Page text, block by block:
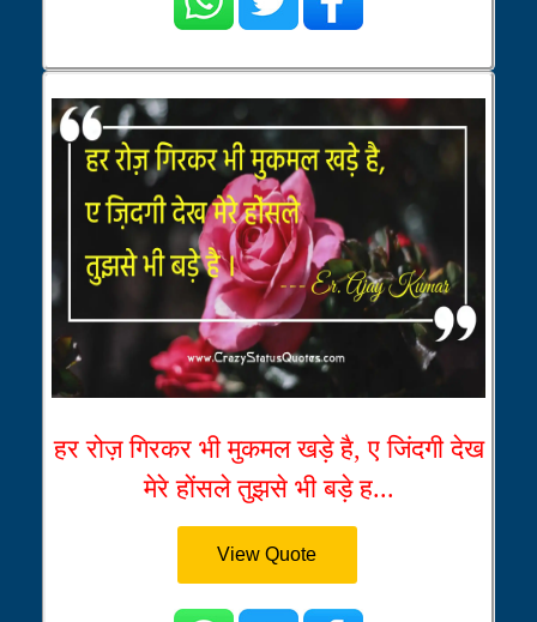
हर रोज़ गिरकर भी मुकमल खड़े है, ए जिंदगी देख
मेरे होंसले तुझसे भी बड़े ह...
View Quote